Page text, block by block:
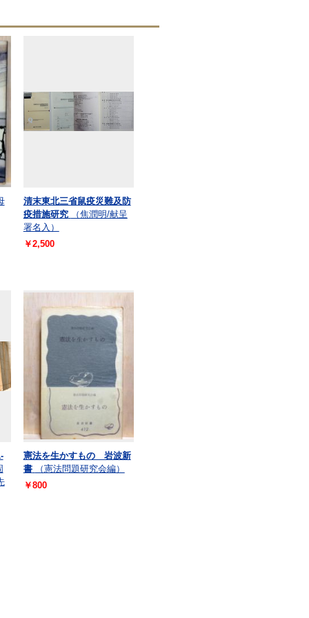
清末東北三省鼠疫災難及防
疫措施研究
（焦潤明/献呈
署名入）
￥2,500
憲法を生かすもの 岩波新
書
（憲法問題研究会編）
￥800